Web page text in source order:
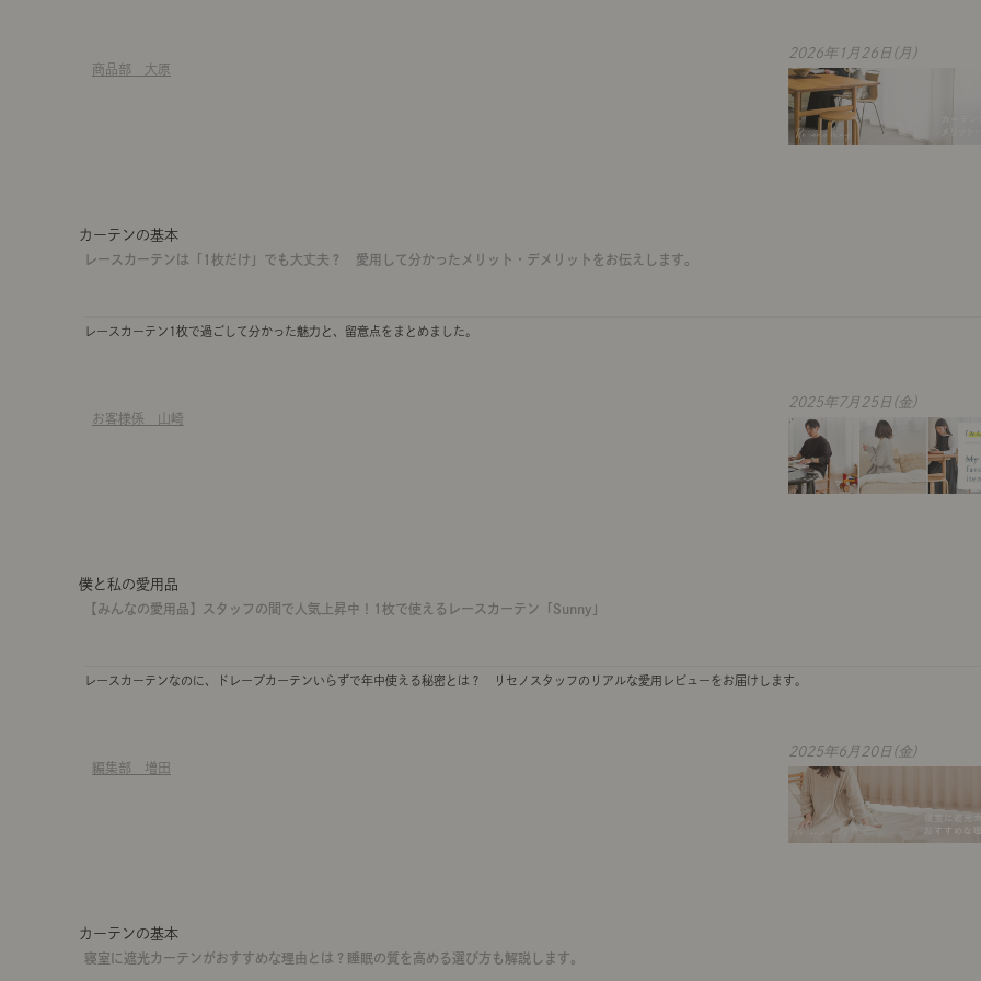
商品部 大原
2026年1月26日(月)
カーテンの基本
レースカーテンは「1枚だけ」でも大丈夫？ 愛用して分かったメリット・デメリットをお伝えします。
レースカーテン1枚で過ごして分かった魅力と、留意点をまとめました。
お客様係 山崎
2025年7月25日(金)
僕と私の愛用品
【みんなの愛用品】スタッフの間で人気上昇中！1枚で使えるレースカーテン「Sunny」
レースカーテンなのに、ドレープカーテンいらずで年中使える秘密とは？ リセノスタッフのリアルな愛用レビューをお届けします。
編集部 増田
2025年6月20日(金)
カーテンの基本
寝室に遮光カーテンがおすすめな理由とは？睡眠の質を高める選び方も解説します。